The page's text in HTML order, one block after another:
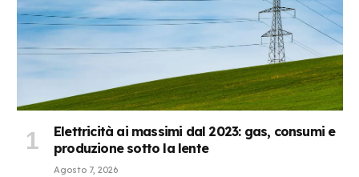
Elettricità ai massimi dal 2023: gas, consumi e
produzione sotto la lente
Agosto 7, 2026